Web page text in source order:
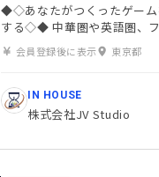
◆◇あなたがつくったゲーム
する◇◆ 中華圏や英語圏
会員登録後に表示 東京都
IN HOUSE
株式会社JV Studio